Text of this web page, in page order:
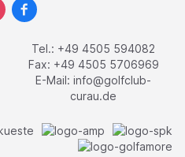
Tel.: +49 4505 594082
Fax: +49 4505 5706969
E-Mail: info@golfclub-
curau.de